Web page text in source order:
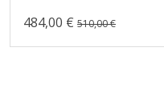
484,00 € 510,00 €